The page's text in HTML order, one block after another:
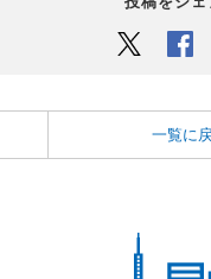
Twitter
一覧に